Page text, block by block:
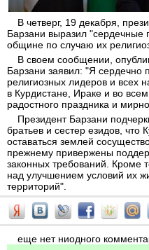
В четверг, 19 декабря,
Барзани выразил "сердечные
общине по случаю их
В своем сообщении,
Барзани заявил: "Я сердечно
религиозных лидеров и всех
в Курдистане, Ираке и во
радостного праздника и
Президент Барзани
братьев и сестер езидов, что
оставаться землей
прежнему привержены
законных требований. Кроме
над улучшением условий их
территорий".
еще нет ниодного